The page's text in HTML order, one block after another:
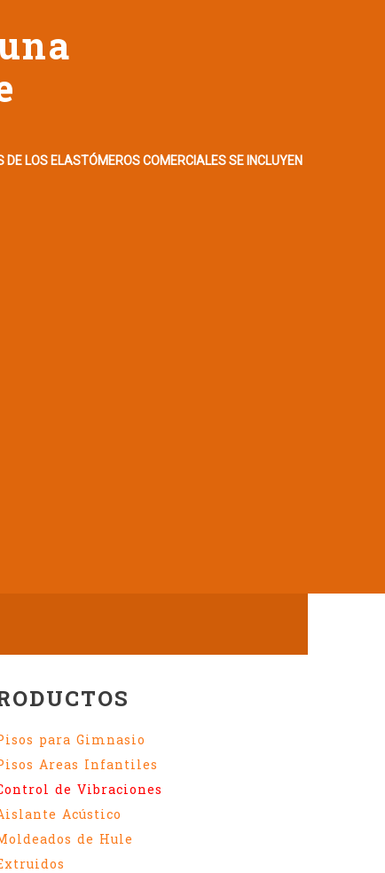
LOS ELASTÓMEROS COMERCIALES SE INCLUYEN
para Gimnasio
Areas Infantiles
de Vibraciones
Acústico
de Hule